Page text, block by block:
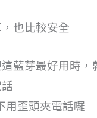
也比較安全
藍芽最好用時，
用歪頭夾電話囉